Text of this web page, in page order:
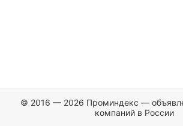
© 2016 — 2026 Проминдекс —
компаний в России